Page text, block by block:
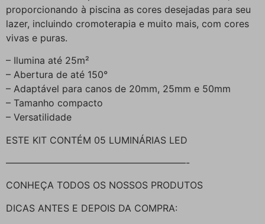
proporcionando à piscina as cores desejadas para seu
lazer, incluindo cromoterapia e muito mais, com cores
vivas e puras.
– Ilumina até 25m²
– Abertura de até 150°
– Adaptável para canos de 20mm, 25mm e 50mm
– Tamanho compacto
– Versatilidade
ESTE KIT CONTÉM 05 LUMINÁRIAS LED
———————————————————-
CONHEÇA TODOS OS NOSSOS PRODUTOS
DICAS ANTES E DEPOIS DA COMPRA: